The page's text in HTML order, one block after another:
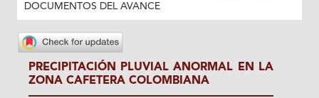
DOCUMENTOS DEL AVANCE
PRECIPITACIÓN PLUVIAL ANORMAL EN LA
ZONA CAFETERA COLOMBIANA